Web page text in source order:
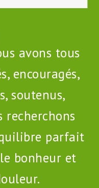
avons tous
encouragés,
soutenus,
recherchons
parfait
bonheur et